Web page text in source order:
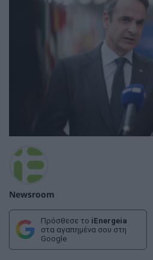
Newsroom
Πρόσθεσε το iEnergeia
στα αγαπημένα σου στη
Google